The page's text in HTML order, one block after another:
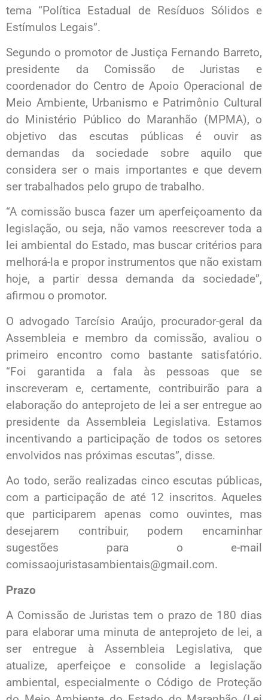
tema “Política Estadual de Resíduos Sólidos e
Estímulos Legais”.
Segundo o promotor de Justiça Fernando Barreto,
presidente da Comissão de Juristas e
coordenador do Centro de Apoio Operacional de
Meio Ambiente, Urbanismo e Patrimônio Cultural
do Ministério Público do Maranhão (MPMA), o
objetivo das escutas públicas é ouvir as
demandas da sociedade sobre aquilo que
considera ser o mais importantes e que devem
ser trabalhados pelo grupo de trabalho.
“A comissão busca fazer um aperfeiçoamento da
legislação, ou seja, não vamos reescrever toda a
lei ambiental do Estado, mas buscar critérios para
melhorá-la e propor instrumentos que não existam
hoje, a partir dessa demanda da sociedade”,
afirmou o promotor.
O advogado Tarcísio Araújo, procurador-geral da
Assembleia e membro da comissão, avaliou o
primeiro encontro como bastante satisfatório.
“Foi garantida a fala às pessoas que se
inscreveram e, certamente, contribuirão para a
elaboração do anteprojeto de lei a ser entregue ao
presidente da Assembleia Legislativa. Estamos
incentivando a participação de todos os setores
envolvidos nas próximas escutas”, disse.
Ao todo, serão realizadas cinco escutas públicas,
com a participação de até 12 inscritos. Aqueles
que participarem apenas como ouvintes, mas
desejarem contribuir, podem encaminhar
sugestões para o e-mail
comissaojuristasambientais@gmail.com.
Prazo
A Comissão de Juristas tem o prazo de 180 dias
para elaborar uma minuta de anteprojeto de lei, a
ser entregue à Assembleia Legislativa, que
atualize, aperfeiçoe e consolide a legislação
ambiental, especialmente o Código de Proteção